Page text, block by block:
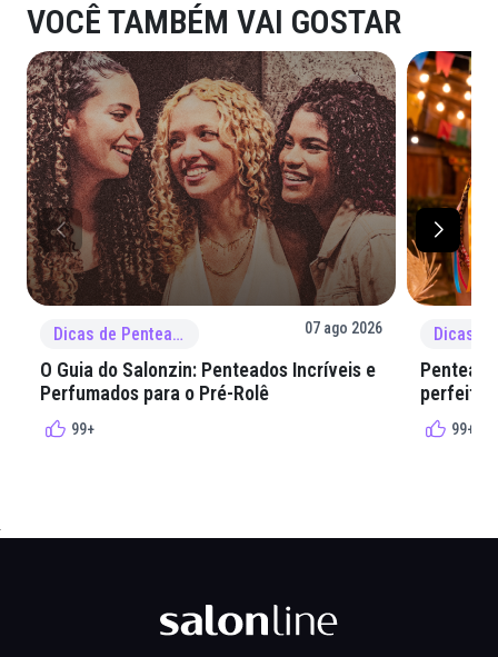
VOCÊ TAMBÉM VAI GOSTAR
Dicas de Penteado 07 ago 2026
O Guia do Salonzin: Penteados Incríveis e
Perfumados para o Pré-Rolê
99+
perfeita
99+